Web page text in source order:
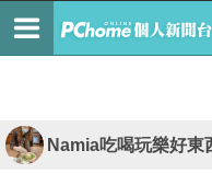
Namia吃喝玩樂好東